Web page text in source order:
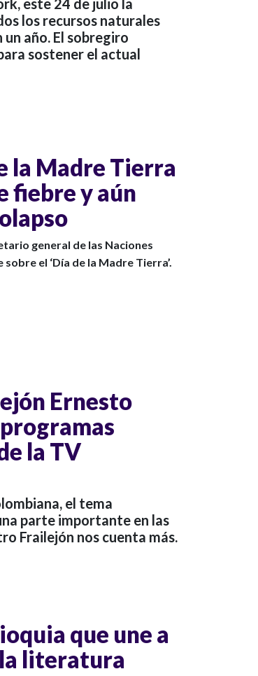
este 24 de julio la
los recursos naturales
año. El sobregiro
sostener el actual
la Madre Tierra
fiebre y aún
general de las Naciones
el ‘Día de la Madre Tierra’.
Ernesto
la TV
el tema
parte importante en las
Frailejón nos cuenta más.
que une a
literatura